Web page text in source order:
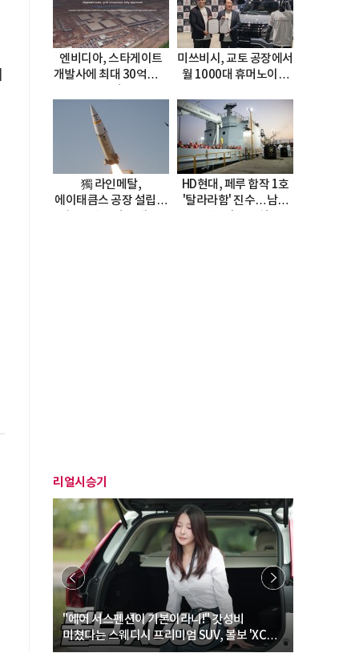
엔비디아, 스타게이트
개발사에 최대 30억달러
미쓰비시, 교토 공장에서
월 1000대 휴머노이드
獨 라인메탈,
에이태큼스 공장 설립…
HD현대, 페루 합작 1호
'탈라라함' 진수…남미
리얼시승기
"에어 서스펜션이 기본이라니!" 갓성비
미쳤다는 스웨디시 프리미엄 SUV, 볼보 'XC60